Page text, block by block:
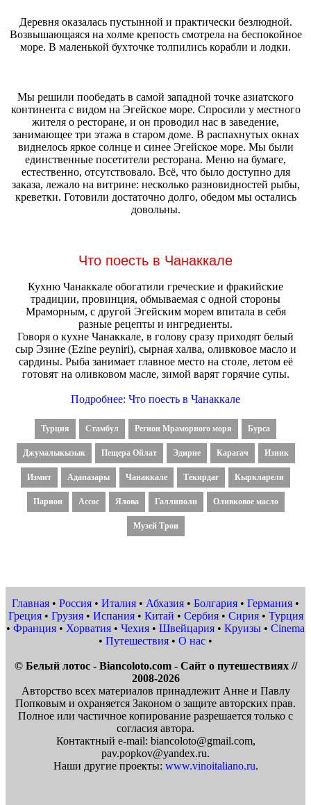
Деревня оказалась пустынной и практически безлюдной.
Возвышающаяся на холме крепость смотрела на беспокойное
море. В маленькой бухточке толпились корабли и лодки.
Мы решили пообедать в самой западной точке азиатского
континента с видом на Эгейское море. Спросили у местного
жителя о ресторане, и он проводил нас в заведение,
занимающее три этажа в старом доме. В распахнутых окнах
виднелось яркое солнце и синее Эгейское море. Мы были
единственные посетители ресторана. Меню на бумаге,
естественно, отсутствовало. Всё, что было доступно для
заказа, лежало на витрине: несколько разновидностей рыбы,
креветки. Готовили достаточно долго, обедом мы остались
довольны.
Что поесть в Чанаккале
Кухню Чанаккале обогатили греческие и фракийские
традиции, провинция, обмываемая с одной стороны
Мраморным, с другой Эгейским морем впитала в себя
разные рецепты и ингредиенты.
Говоря о кухне Чанаккале, в голову сразу приходят белый
сыр Эзине (Ezine peyniri), сырная халва, оливковое масло и
сардины. Рыба занимает главное место на столе, летом её
готовят на оливковом масле, зимой варят горячие супы.
Подробнее: Что поесть в Чанаккале
Турция Стамбул Регион Мраморного моря Бурса
Джумалыкызык Пещера Ойлат Эдирне Карагач Изник
Измит Адапазары Чанаккале Текирдаг Кыркларели
Парион Ассос Ялова Галлиполи Оливковое масло
Музей Трои
Главная • Россия • Италия • Абхазия • Болгария • Германия •
Греция• Грузия• Испания• Китай • Сербия• Сирия• Турция
• Франция • Хорватия • Чехия • Швейцария • Круизы • Cinema
• Путешествия • О нас •
© Белый лотос - Biancoloto.com - Сайт о путешествиях //
2008-2026
Авторство всех материалов принадлежит Анне и Павлу
Попковым и охраняется Законом о защите авторских прав.
Полное или частичное копирование разрешается только с
согласия автора.
Контактный e-mail: biancoloto@gmail.com,
pav.popkov@yandex.ru.
Наши другие проекты: www.vinoitaliano.ru.